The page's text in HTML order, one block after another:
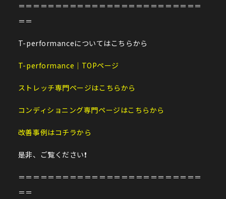
＝＝＝＝＝＝＝＝＝＝＝＝＝＝＝＝＝＝＝＝＝＝＝＝＝
＝＝
T-performanceについてはこちらから
T-performance｜TOPページ
ストレッチ専門ページはこちらから
コンディショニング専門ページはこちらから
改善事例はコチラから
是非、ご覧ください❗️
＝＝＝＝＝＝＝＝＝＝＝＝＝＝＝＝＝＝＝＝＝＝＝＝＝
＝＝